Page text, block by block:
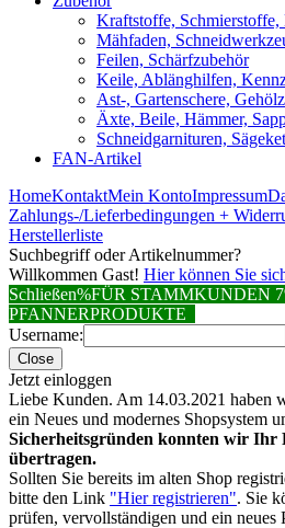
Kraftstoffe, Schmierstoffe,
Mähfaden,
Feilen, Schärfzubehör
Keile, Ablänghilfen,
Ast-, Gartenschere,
Äxte, Beile, Hämmer,
Schneidgarnituren,
FAN-Artikel
HomeKontaktMein KontoImpressum
Zahlungs-/Lieferbedingungen +
Herstellerliste
Suchbegriff oder Artikelnummer?
Willkommen Gast! Hier können Sie
Schließen%FÜR STAMMKUNDEN
PFANNERPRODUKTE
Username:
Close
Jetzt einloggen
Liebe Kunden. Am 14.03.2021 haben
ein Neues und modernes Shopsystem
Sicherheitsgründen konnten wir Ihr
übertragen.
Sollten Sie bereits im alten Shop
bitte den Link "Hier registrieren". Sie
prüfen, vervollständigen und ein neues